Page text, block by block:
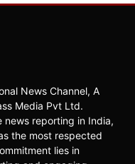
News Channel, A
Media Pvt Ltd.
news reporting in India,
the most respected
lies in